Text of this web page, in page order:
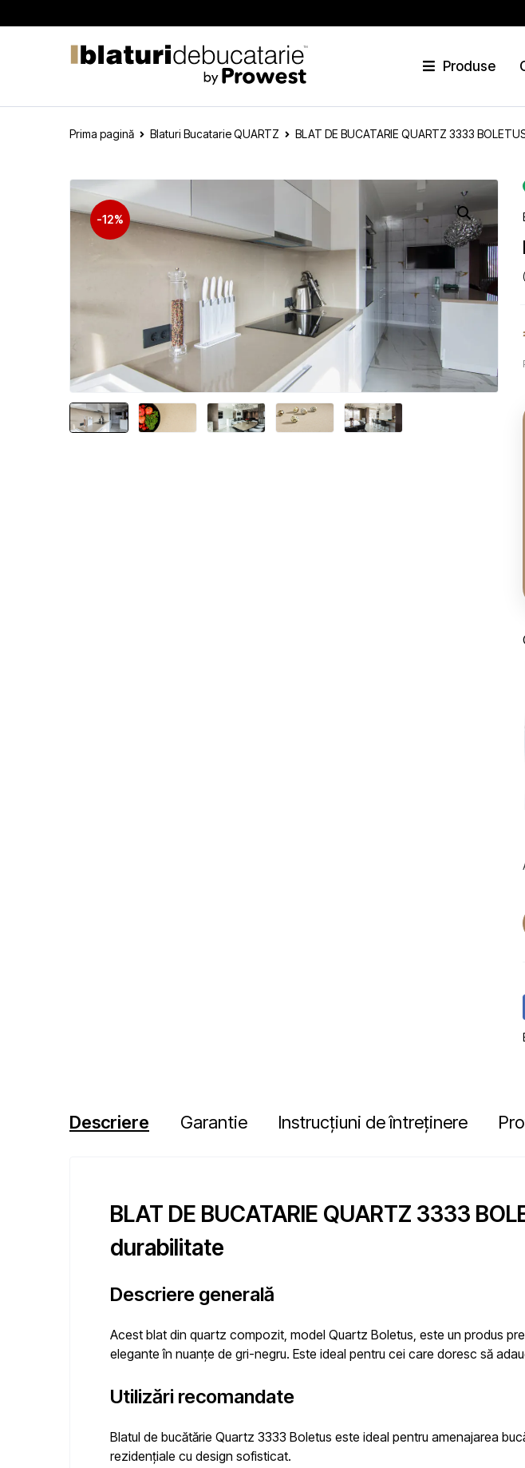
Produse
Prima pagină Blaturi Bucatarie QUARTZ BLAT DE BUCATARIE QUARTZ 3333
-12%
Descriere Garantie Instrucțiuni de întreținere
BLAT DE BUCATARIE QUARTZ 3333
durabilitate
Descriere generală
Acest blat din quartz compozit, model Quartz Boletus, este un produs
elegante în nuanțe de gri-negru. Este ideal pentru cei care doresc să
Utilizări recomandate
Blatul de bucătărie Quartz 3333 Boletus este ideal pentru amenajarea
rezidențiale cu design sofisticat.